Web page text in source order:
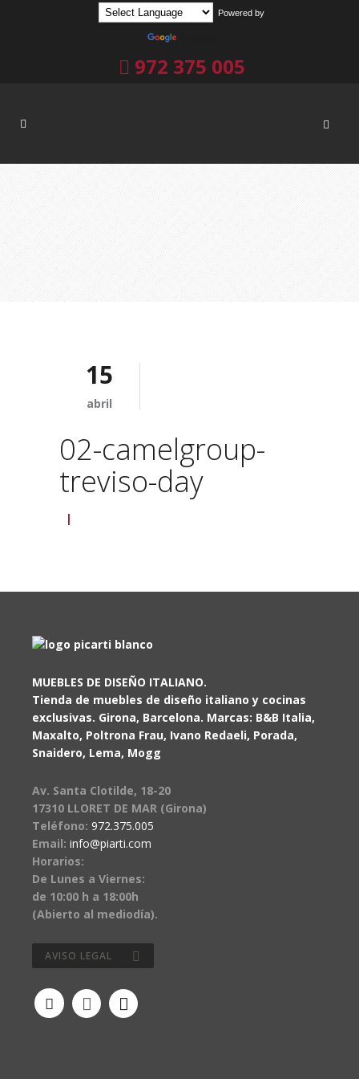
Powered by
972 375 005
15
abril
02-camelgroup-
treviso-day
|
MUEBLES DE DISEÑO ITALIANO.
Tienda de muebles de diseño italiano y cocinas
exclusivas. Girona, Barcelona. Marcas: B&B Italia,
Maxalto, Poltrona Frau, Ivano Redaeli, Porada,
Snaidero, Lema, Mogg
Av. Santa Clotilde, 18-20
17310 LLORET DE MAR (Girona)
Teléfono: 972.375.005
Email: info@piarti.com
Horarios:
De Lunes a Viernes:
de 10:00 h a 18:00h
(Abierto al mediodía).
AVISO LEGAL